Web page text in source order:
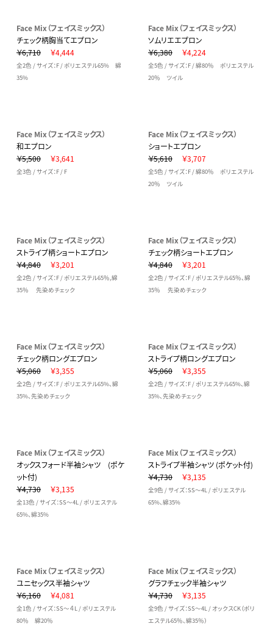
Face Mix（フェイスミックス）
チェック柄胸当てエプロン
￥6,710
￥4,444
全2色 / サイズ：F / ポリエステル65% 綿
35%
Face Mix（フェイスミックス）
ソムリエエプロン
￥6,380
￥4,224
全5色 / サイズ：F / 綿80％ ポリエステル
20％ ツイル
Face Mix（フェイスミックス）
和エプロン
￥5,500
￥3,641
全3色 / サイズ：F / F
Face Mix（フェイスミックス）
ショートエプロン
￥5,610
￥3,707
全5色 / サイズ：F / 綿80％ ポリエステル
20％ ツイル
Face Mix（フェイスミックス）
ストライプ柄ショートエプロン
￥4,840
￥3,201
全2色 / サイズ：F / ポリエステル65％,綿
35％ 先染めチェック
Face Mix（フェイスミックス）
チェック柄ショートエプロン
￥4,840
￥3,201
全2色 / サイズ：F / ポリエステル65％、綿
35％ 先染めチェック
Face Mix（フェイスミックス）
チェック柄ロングエプロン
￥5,060
￥3,355
全2色 / サイズ：F / ポリエステル65%、綿
35%、先染めチェック
Face Mix（フェイスミックス）
ストライプ柄ロングエプロン
￥5,060
￥3,355
全2色 / サイズ：F / ポリエステル65%、綿
35%、先染めチェック
Face Mix（フェイスミックス）
オックスフォード半袖シャツ (ポケ
ット付)
￥4,730
￥3,135
全13色 / サイズ：SS～4L / ポリエステル
65%、綿35%
Face Mix（フェイスミックス）
ストライプ半袖シャツ (ポケット付)
￥4,730
￥3,135
全9色 / サイズ：SS～4L / ポリエステル
65%、綿35%
Face Mix（フェイスミックス）
ユニセックス半袖シャツ
￥6,160
￥4,081
全1色 / サイズ：SS～４L / ポリエステル
80％ 綿20％
Face Mix（フェイスミックス）
グラフチェック半袖シャツ
￥4,730
￥3,135
全9色 / サイズ：SS～4L / オックスCK（ポリ
エステル65％、綿35％）